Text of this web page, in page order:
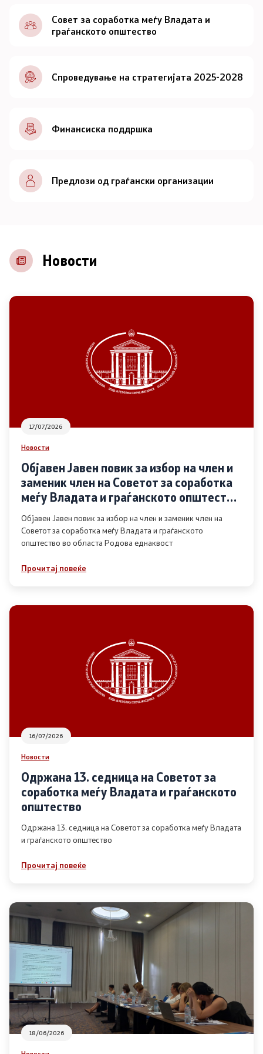
Документи
Совет
За советот
Документи
Записници и дневни редови од седниците на
Советот
Контакт
Основање на здружение
Дијалог меѓу Владата и граѓанскиот сектор
Отворени денови за иницијативи на граѓанските
организации
Финансиска поддршка
Извештаи
Список на ОЈИ
Контакт
Контакт
Линкови
Изјава за пристапност
Со еден клик до сите услуги
Совет за соработка меѓу Владата и
граѓанското општество
Спроведување на стратегијата 2025-2028
Финансиска поддршка
Предлози од граѓански организации
Новости
17/07/2026
Новости
Објавен Јавен повик за избор на член и
заменик член на Советот за соработка
меѓу Владата и граѓанското општество
во областа Родова еднаквост
Објавен Јавен повик за избор на член и заменик член на
Советот за соработка меѓу Владата и граѓанското
општество во областа Родова еднаквост
Прочитај повеќе
16/07/2026
Новости
Одржана 13. седница на Советот за
соработка меѓу Владата и граѓанското
општество
Одржана 13. седница на Советот за соработка меѓу Владата
и граѓанското општество
Прочитај повеќе
18/06/2026